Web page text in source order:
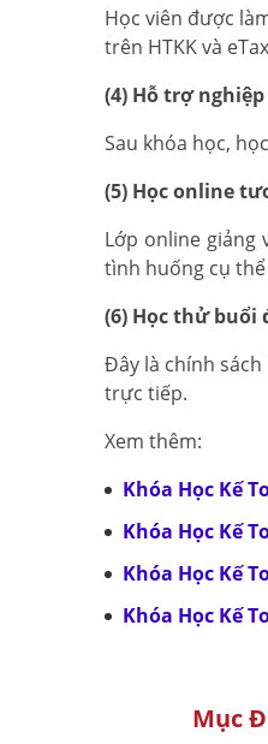
Học viên được
trên HTKK và
(4) Hỗ trợ
Sau khóa học,
(5) Học online
Lớp online giảng
tình huống cụ
(6) Học thử
Đây là chính
trực tiếp.
Xem thêm:
Khóa Học Kế
Khóa Học Kế
Khóa Học Kế
Khóa Học Kế
Mục